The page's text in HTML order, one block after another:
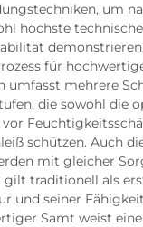
um
höchste
für
umfasst mehrere
die sowohl die
vor
schützen. Auch
mit gleicher
traditionell als
und seiner
Samt weist